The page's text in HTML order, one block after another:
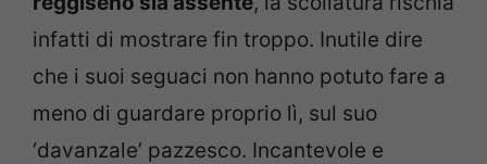
infatti di mostrare fin troppo. Inutile dire
che i suoi seguaci non hanno potuto fare a
meno di guardare proprio lì, sul suo
‘davanzale’ pazzesco. Incantevole e